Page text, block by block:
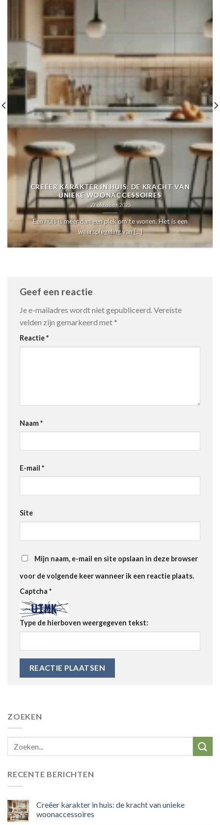
ZOEKEN
RECENTE BERICHTEN
Creëer karakter in huis: de kracht van unieke
woonaccessoires
CREËER KARAKTER IN HUIS: DE KRACHT VAN
UNIEKE WOONACCESSOIRES
27 oktober 2025
Een huis is meer dan een plek om te wonen. Het is een
weerspiegeling van [...]
Geef een reactie
Je e-mailadres wordt niet gepubliceerd.Vereiste
velden zijn gemarkeerd met *
Reactie*
Naam*
E-mail *
Site
Mijn naam, e-mail en site opslaan in deze browser
voor de volgende keer wanneer ik een reactie plaats.
Captcha *
Type de hierboven weergegeven tekst: